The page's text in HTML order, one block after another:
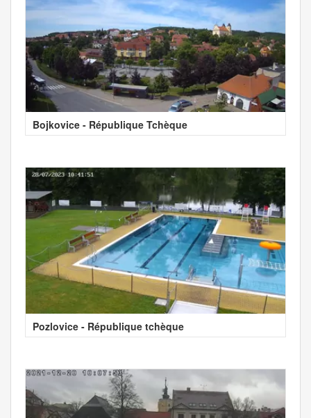
Bojkovice - République Tchèque
Pozlovice - République tchèque